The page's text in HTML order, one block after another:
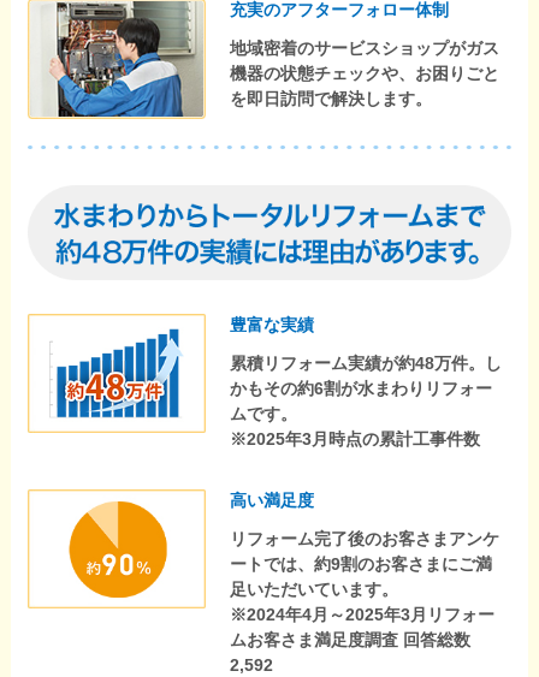
充実のアフターフォロー体制
地域密着のサービスショップがガス
機器の状態チェックや、お困りごと
を即日訪問で解決します。
豊富な実績
累積リフォーム実績が約48万件。し
かもその約6割が水まわりリフォー
ムです。
※2025年3月時点の累計工事件数
高い満足度
リフォーム完了後のお客さまアンケ
ートでは、約9割のお客さまにご満
足いただいています。
※2024年4月～2025年3月リフォー
ムお客さま満足度調査 回答総数
2,592